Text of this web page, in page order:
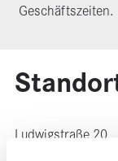
Geschäftszeiten.
Ludwigstraße 20